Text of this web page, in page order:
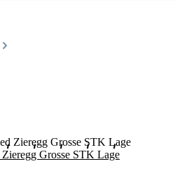
Grosse STK Lage